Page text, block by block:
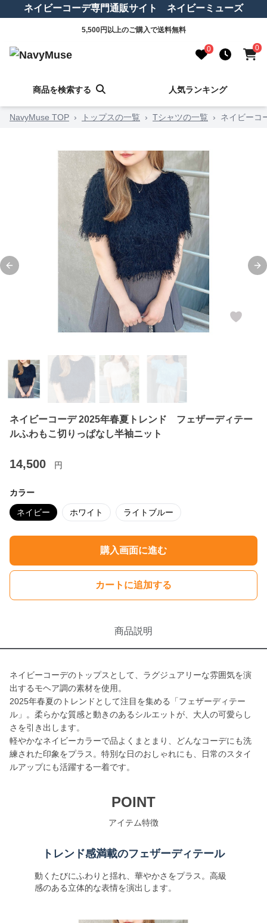
ネイビーコーデ専門通販サイト ネイビーミューズ
5,500円以上のご購入で送料無料
0 0
商品を検索する 人気ランキング
NavyMuse TOP › トップスの一覧 › Tシャツの一覧 › ネイビーコ
Previous slide
ネイビーコーデ 2025年春夏トレンド フェザーディテー
ルふわもこ切りっぱなし半袖ニット
14,500 円
カラー
ネイビー ホワイト ライトブルー
購入画面に進む
カートに追加する
商品説明
ネイビーコーデのトップスとして、ラグジュアリーな雰囲気を演
出するモヘア調の素材を使用。
2025年春夏のトレンドとして注目を集める「フェザーディテー
ル」。柔らかな質感と動きのあるシルエットが、大人の可愛らし
さを引き出します。
軽やかなネイビーカラーで品よくまとまり、どんなコーデにも洗
練された印象をプラス。特別な日のおしゃれにも、日常のスタイ
ルアップにも活躍する一着です。
POINT
アイテム特徴
トレンド感満載のフェザーディテール
動くたびにふわりと揺れ、華やかさをプラス。高級
感のある立体的な表情を演出します。